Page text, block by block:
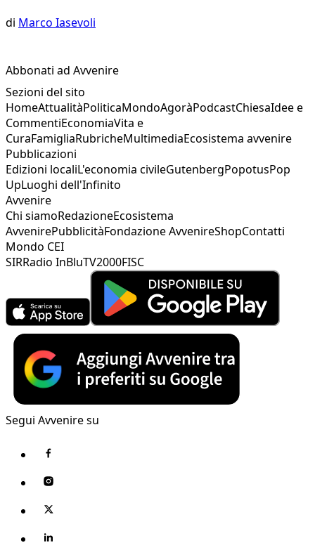
di Marco Iasevoli
Abbonati ad Avvenire
Sezioni del sito
HomeAttualitàPoliticaMondoAgoràPodcastChiesaIdee e
CommentiEconomiaVita e
CuraFamigliaRubricheMultimediaEcosistema avvenire
Pubblicazioni
Edizioni localiL'economia civileGutenbergPopotusPop
UpLuoghi dell'Infinito
Avvenire
Chi siamoRedazioneEcosistema
AvvenirePubblicitàFondazione AvvenireShopContatti
Mondo CEI
SIRRadio InBluTV2000FISC
Segui Avvenire su